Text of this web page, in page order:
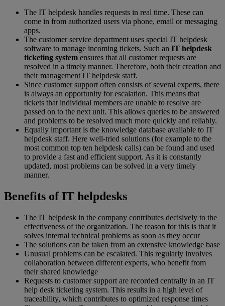
The IT helpdesk handles requests in real time. These can
come in from authorized users via phone, email or messaging
apps.
The customer service department uses special IT helpdesk
software to manage incoming tickets. Such an IT helpdesk
ticketing system ensures that all customer requests are
resolved in a timely manner. Therefore, both their creation and
their management IT helpdesk staff.
Since customer support often consists of several experts, there
is always an opportunity for escalation. This means that
tickets that individual members are unable to resolve are
passed on to the next unit. This allows queries to be answered
and problems to be resolved much more quickly and reliably.
Equally important is the knowledge database available to IT
helpdesk staff. Here well-tried solutions (for example to the
most common top ten helpdesk calls) can be found and used
to provide a fast and efficient support. As it is constantly
updated, most problems can be solved in a very timely
manner.
Benefits of IT helpdesks
The IT helpdesk in the company contributes decisively to the
effectiveness of the organization. The reason for this is that it
solves internal technical problems as soon as they occur
The solutions can be taken from an extensive knowledge base
Unusual problems can be escalated. This regularly involves
collaboration between different experts, who benefit from
their shared knowledge
Requests to customer support are recorded centrally in an IT
help desk ticketing system. This results in a high level of
traceability, which contributes to optimized response times